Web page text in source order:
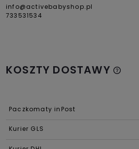
info@activebabyshop.pl
733531534
KOSZTY DOSTAWY
Paczkomaty inPost
Kurier GLS